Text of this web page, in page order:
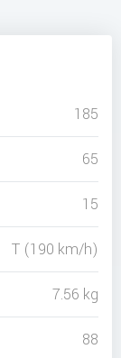
185
65
15
T (190 km/h)
7.56 kg
88